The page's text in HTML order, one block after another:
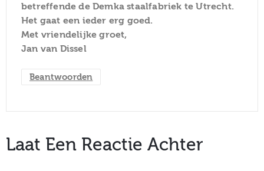
betreffende de Demka staalfabriek te Utrecht.
Het gaat een ieder erg goed.
Met vriendelijke groet,
Jan van Dissel
Beantwoorden
Laat Een Reactie Achter